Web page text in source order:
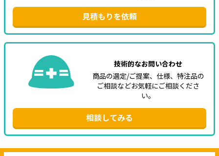
見積もりを依頼
技術的なお問い合わせ
商品の選定/ご提案、仕様、特注品の
ご相談などお気軽にご相談くださ
い。
相談してみる